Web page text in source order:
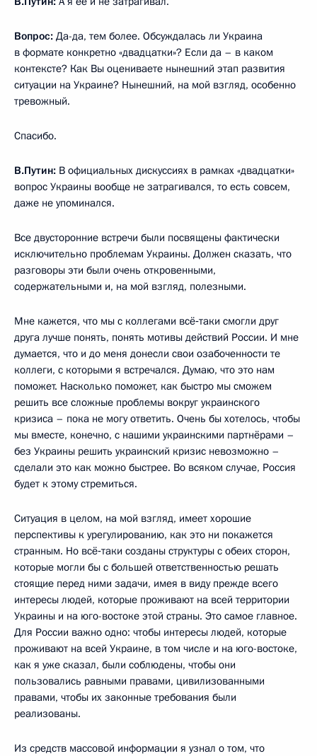
Вопрос: Да-да, тем более. Обсуждалась ли Украина
в формате конкретно «двадцатки»? Если да – в каком
контексте? Как Вы оцениваете нынешний этап развития
ситуации на Украине? Нынешний, на мой взгляд, особенно
тревожный.
Спасибо.
В.Путин: В официальных дискуссиях в рамках «двадцатки»
вопрос Украины вообще не затрагивался, то есть совсем,
даже не упоминался.
Все двусторонние встречи были посвящены фактически
исключительно проблемам Украины. Должен сказать, что
разговоры эти были очень откровенными,
содержательными и, на мой взгляд, полезными.
Мне кажется, что мы с коллегами всё‑таки смогли друг
друга лучше понять, понять мотивы действий России. И мне
думается, что и до меня донесли свои озабоченности те
коллеги, с которыми я встречался. Думаю, что это нам
поможет. Насколько поможет, как быстро мы сможем
решить все сложные проблемы вокруг украинского
кризиса – пока не могу ответить. Очень бы хотелось, чтобы
мы вместе, конечно, с нашими украинскими партнёрами –
без Украины решить украинский кризис невозможно –
сделали это как можно быстрее. Во всяком случае, Россия
будет к этому стремиться.
Ситуация в целом, на мой взгляд, имеет хорошие
перспективы к урегулированию, как это ни покажется
странным. Но всё‑таки созданы структуры с обеих сторон,
которые могли бы с большей ответственностью решать
стоящие перед ними задачи, имея в виду прежде всего
интересы людей, которые проживают на всей территории
Украины и на юго-востоке этой страны. Это самое главное.
Для России важно одно: чтобы интересы людей, которые
проживают на всей Украине, в том числе и на юго-востоке,
как я уже сказал, были соблюдены, чтобы они
пользовались равными правами, цивилизованными
правами, чтобы их законные требования были
реализованы.
Из средств массовой информации я узнал о том, что